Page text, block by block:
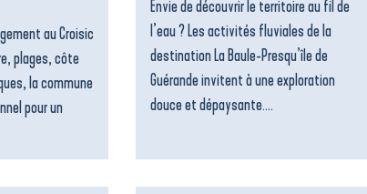
au Croisic
plages, côte
la commune
pour un
Envie de découvrir le territoire au fil de
l’eau ? Les activités fluviales de la
destination La Baule-Presqu’île de
Guérande invitent à une exploration
douce et dépaysante....